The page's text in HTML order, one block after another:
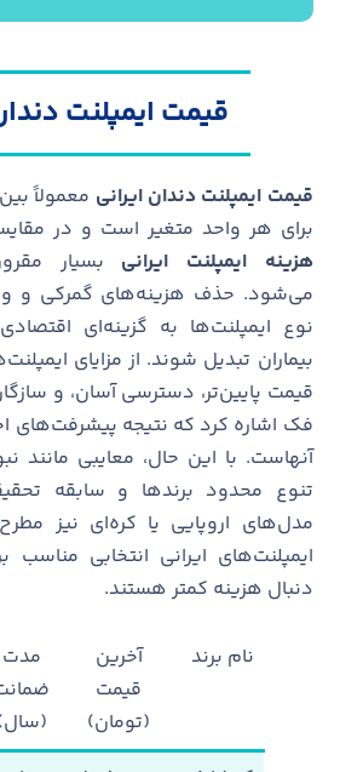
قیمت ایمپلنت
قیمت ایمپلنت دندان ایرانی
برای هر واحد متغیر است و در
هزینه ایمپلنت ایرانی بسیار
می‌شود. حذف هزینه‌های گمرکی و
نوع ایمپلنت‌ها به گزینه‌ای
بیماران تبدیل شوند. از مزایای
قیمت پایین‌تر، دسترسی آسان، و
فک اشاره کرد که نتیجه پیشرفت‌های
آنهاست. با این حال، معایبی مانند
تنوع محدود برندها و سابقه
مدل‌های اروپایی یا کره‌ای نیز
ایمپلنت‌های ایرانی انتخابی مناسب
دنبال هزینه کمتر هستند.
نام برند
آخرین
قیمت
(تومان)
مدت